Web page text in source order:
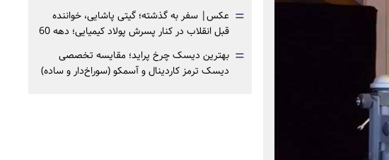
= عکس| سفر به گذشته؛ گیتی پاشایی، خواننده
قبل انقلاب در کنار پسرش پولاد کیمیایی؛ دهه 60
= بهترین دیسک چرخ پراید؛ مقایسه تخصصی
دیسک ترمز کاردینال و آسمکو (سوراخ‌دار و ساده)